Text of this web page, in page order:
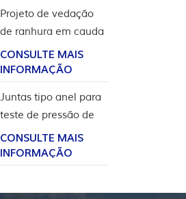
Projeto de vedação
de ranhura em cauda
de andorinha para
revestimento de
cabeça de poço
CONSULTE MAIS
INFORMAÇÃO
Juntas tipo anel para
teste de pressão de
válvula
CONSULTE MAIS
INFORMAÇÃO